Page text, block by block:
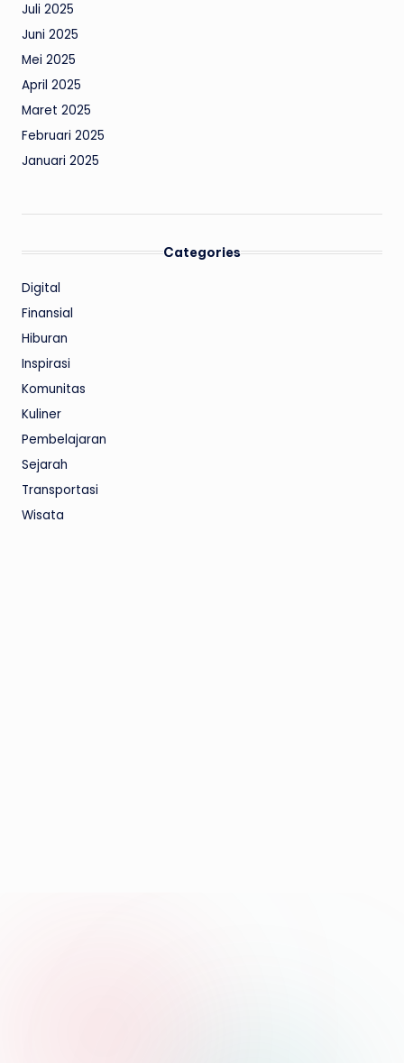
Juli 2025
Juni 2025
Mei 2025
April 2025
Maret 2025
Februari 2025
Januari 2025
Categories
Digital
Finansial
Hiburan
Inspirasi
Komunitas
Kuliner
Pembelajaran
Sejarah
Transportasi
Wisata